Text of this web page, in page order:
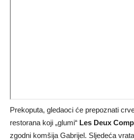
Prekoputa, gledaoci će prepoznati
restorana koji „glumi“ Les Deux
zgodni komšija Gabrijel. Sljedeća